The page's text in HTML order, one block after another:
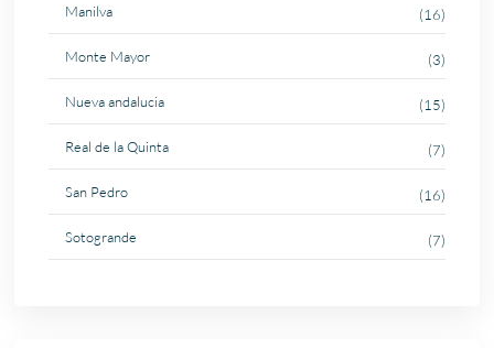
Manilva (16)
Monte Mayor (3)
Nueva andalucia (15)
Real de la Quinta (7)
San Pedro (16)
Sotogrande (7)